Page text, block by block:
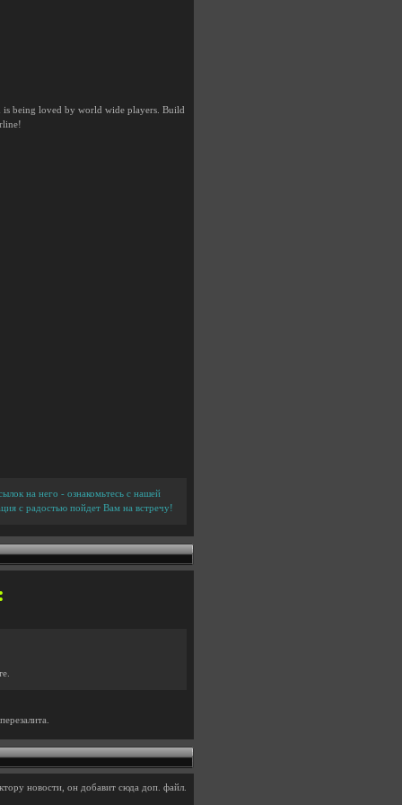
is being loved by world wide players. Build
на него - ознакомьтесь с нашей
с радостью пойдет Вам на встречу!
новости, он добавит сюда доп. файл.